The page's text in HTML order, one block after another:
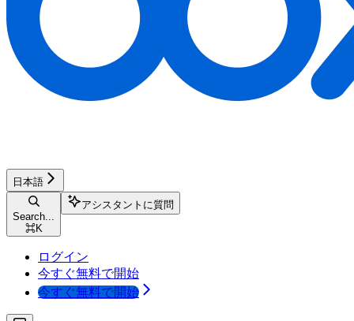
日本語
Search...
⌘K
アシスタントに質問
ログイン
今すぐ無料で開始
今すぐ無料で開始